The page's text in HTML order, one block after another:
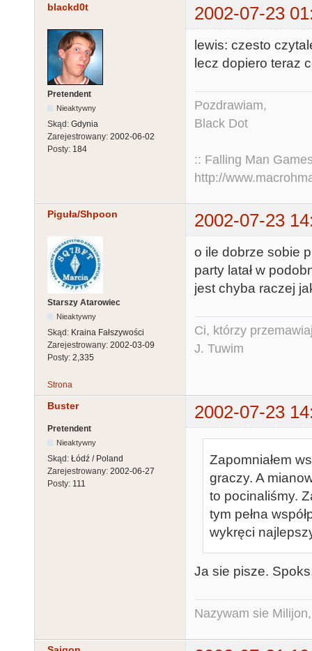
blackd0t 2002-07-23
Pretendent
Nieaktywny
Skąd: Gdynia
Zarejestrowany: 2002-06-02
Posty: 184
lewis: czesto
lecz dopiero teraz
Pozdrawiam,
Black Dot
:: Falling Man
http://
Piguła/Shpoon 2002-07-23
Starszy Atarowiec
Nieaktywny
Skąd: Kraina Fałszywości
Zarejestrowany: 2002-03-09
Posty: 2,335
o ile dobrze sobie
party latał w
jest chyba raczej
Ci, którzy
J. Tuwim
Strona
Buster 2002-07-23
Pretendent
Nieaktywny
Skąd: Łódź / Poland
Zarejestrowany: 2002-06-27
Posty: 111
Zapomniałem
graczy. A
to pocinaliśmy.
tym pełna
wykręci
Ja sie pisze.
Nazywam sie